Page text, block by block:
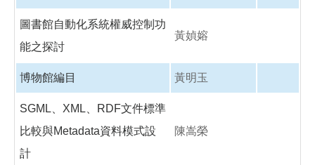
圖書館自動化系統權威控制功
能之探討
黃媜嫆
博物館編目 黃明玉
SGML、XML、RDF文件標準
比較與Metadata資料模式設
計
陳嵩榮